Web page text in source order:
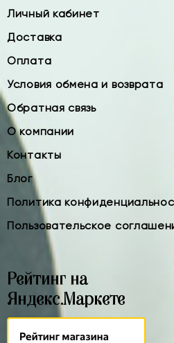
Личный кабинет
Доставка
Оплата
Условия обмена и возврата
Обратная связь
О компании
Контакты
Блог
Политика
Пользовательское
Рейтинг на
Яндекс.Маркете